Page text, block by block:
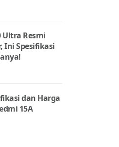
Ultra Resmi
Ini Spesifikasi
dan Harga
15A